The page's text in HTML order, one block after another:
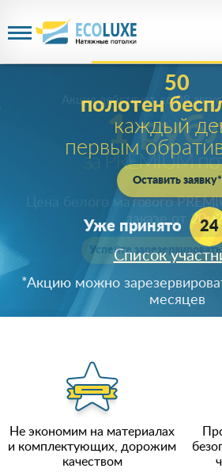
1
за PREMIUM
Акция действуетдо 08
Цена белого матового
заказе от 20м2
Успейте
Не экономим на материалах
и комплектующих, дорожим
качеством